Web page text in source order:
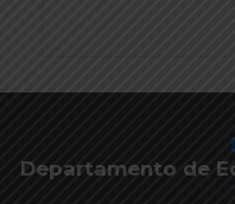
Departamento de